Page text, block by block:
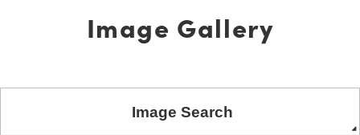
Image Gallery
Image Search